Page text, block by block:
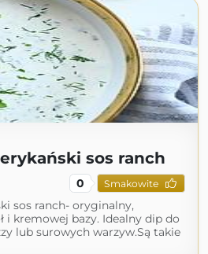
sos ranch
0 Smakowite
sos ranch- oryginalny,
i kremowej bazy. Idealny dip do
lub surowych warzyw.Są takie